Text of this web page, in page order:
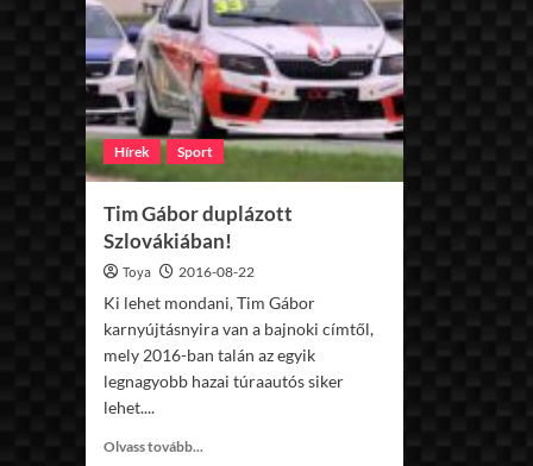
Hírek Sport
Tim Gábor duplázott
Szlovákiában!
Toya 2016-08-22
Ki lehet mondani, Tim Gábor
karnyújtásnyira van a bajnoki címtől,
mely 2016-ban talán az egyik
legnagyobb hazai túraautós siker
lehet....
Olvass tovább...